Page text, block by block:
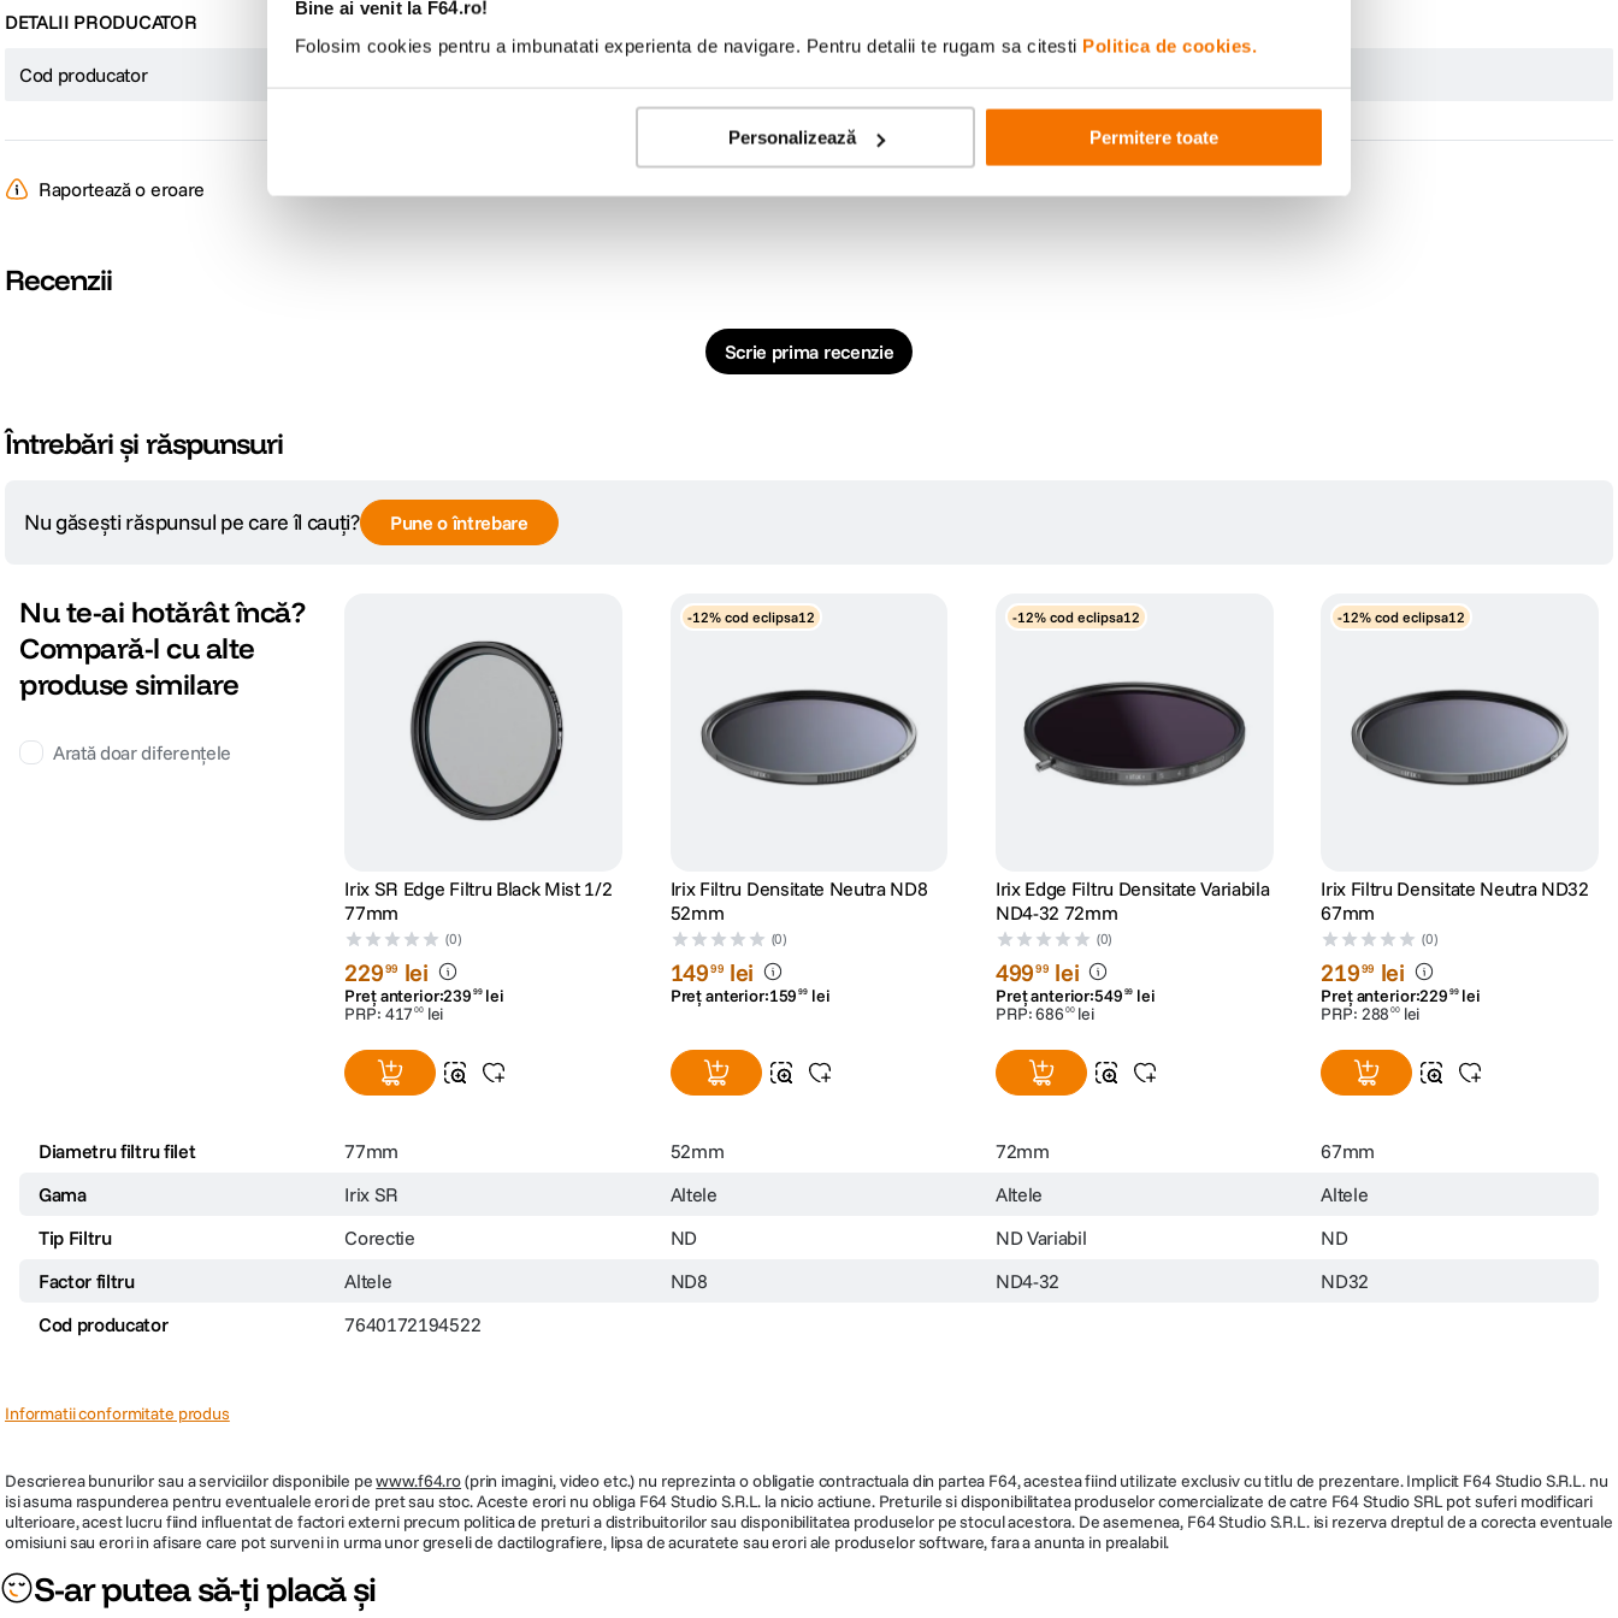
Bine ai venit la F64.ro!
Folosim cookies pentru a imbunatati experienta de navigare. Pentru detalii te rugam sa citesti Politica de cookies.
Personalizează Permitere toate
DETALII PRODUCATOR
Cod producator
Raportează o eroare
Recenzii
Scrie prima recenzie
Întrebări și răspunsuri
Nu găsești răspunsul pe care îl cauți? Pune o întrebare
Nu te-ai hotărât încă?
Compară-l cu alte
produse similare
Arată doar diferențele
Irix SR Edge Filtru Black Mist 1/2
77mm
(0)
22999 lei
Preț anterior:239 99 lei
PRP: 417 00 lei
-12% cod eclipsa12
Irix Filtru Densitate Neutra ND8
52mm
(0)
14999 lei
Preț anterior:159 99 lei
-12% cod eclipsa12
Irix Edge Filtru Densitate Variabila
ND4-32 72mm
(0)
49999 lei
Preț anterior:549 99 lei
PRP:686 00 lei
-12% cod eclipsa12
Irix Filtru Densitate Neutra ND32
67mm
(0)
21999 lei
Preț anterior:229 99 lei
PRP: 288 00 lei
Diametru filtru filet 77mm 52mm 72mm
67mm
Gama
Irix SR Altele Altele
Altele
Tip Filtru
Corectie ND ND Variabil
ND
Factor filtru
Altele ND8 ND4-32
ND32
Cod producator
7640172194522
Informatii conformitate produs
Descrierea bunurilor sau a serviciilor disponibile pewww.f64.ro(prin imagini, video etc.) nu reprezinta o obligatie contractuala din partea F64, acestea fiind utilizate exclusiv cu titlu de prezentare. Implicit F64 Studio S.R.L. nu
isi asuma raspunderea pentru eventualele erori de pret sau stoc. Aceste erori nu obliga F64 Studio S.R.L. la nicio actiune. Preturile si disponibilitatea produselor comercializate de catre F64 Studio SRL pot suferi modificari
ulterioare, acest lucru fiind influentat de factori externi precum politica de preturi a distribuitorilor sau disponibilitatea produselor pe stocul acestora. De asemenea, F64 Studio S.R.L. isi rezerva dreptul de a corecta eventuale
omisiuni sau erori in afisare care pot surveni in urma unor greseli de dactilografiere, lipsa de acuratete sau erori ale produselor software, fara a anunta in prealabil.
S-ar putea să-ți placă și